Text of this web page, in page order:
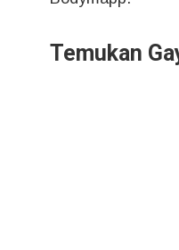
Temukan